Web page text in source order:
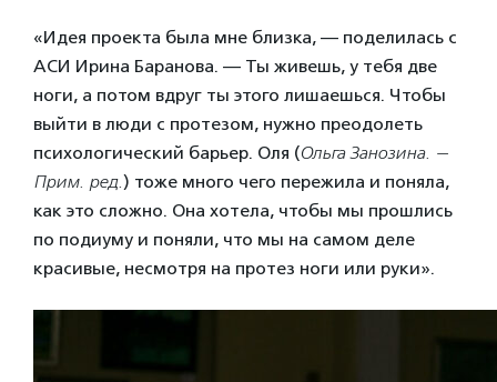
«Идея проекта была мне близка, — поделилась с
АСИ Ирина Баранова. — Ты живешь, у тебя две
ноги, а потом вдруг ты этого лишаешься. Чтобы
выйти в люди с протезом, нужно преодолеть
психологический барьер. Оля (Ольга Занозина. —
Прим. ред.) тоже много чего пережила и поняла,
как это сложно. Она хотела, чтобы мы прошлись
по подиуму и поняли, что мы на самом деле
красивые, несмотря на протез ноги или руки».